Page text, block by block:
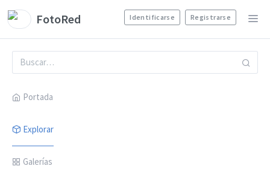
FotoRed Identificarse Registrarse
Portada
Explorar
Galerías